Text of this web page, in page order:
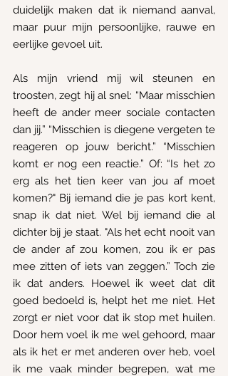
duidelijk maken dat ik niemand aanval,
maar puur mijn persoonlijke, rauwe en
eerlijke gevoel uit.
Als mijn vriend mij wil steunen en
troosten, zegt hij al snel: “Maar misschien
heeft de ander meer sociale contacten
dan jij.” “Misschien is diegene vergeten te
reageren op jouw bericht.” “Misschien
komt er nog een reactie.” Of: “Is het zo
erg als het tien keer van jou af moet
komen?" Bij iemand die je pas kort kent,
snap ik dat niet. Wel bij iemand die al
dichter bij je staat. "Als het echt nooit van
de ander af zou komen, zou ik er pas
mee zitten of iets van zeggen.” Toch zie
ik dat anders. Hoewel ik weet dat dit
goed bedoeld is, helpt het me niet. Het
zorgt er niet voor dat ik stop met huilen.
Door hem voel ik me wel gehoord, maar
als ik het er met anderen over heb, voel
ik me vaak minder begrepen, wat me